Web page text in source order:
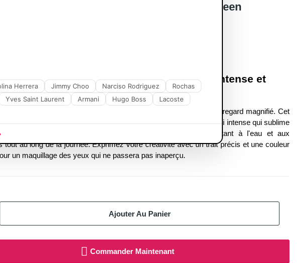
Touch Eyeliner Waterproof Woody Green
GOSH Velvet Touch Eyeliner : Un regard intense et
, l'allié incontournable pour un regard magnifié. Cet
teinte profonde Woody Green offre une application douce et un fini intense qui sublime
Sa formule
, résistant à l'eau et aux
tout au long de la journée. Exprimez votre créativité avec un trait précis et une couleur
un maquillage des yeux qui ne passera pas inaperçu.
Ajouter Au Panier
Commander Maintenant
Herrera Jimmy Choo Narciso Rodriguez
Rochas
Yves Saint Laurent Armani Hugo Boss
Lacoste